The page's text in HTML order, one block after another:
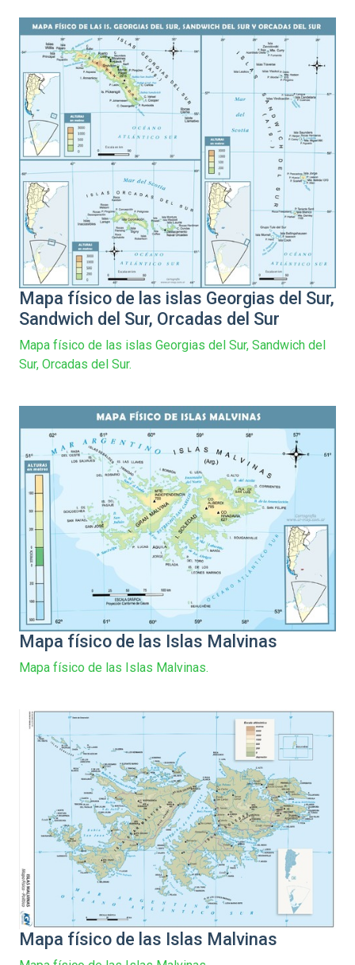
Mapa físico de las islas Georgias del Sur,
Sandwich del Sur, Orcadas del Sur
Mapa físico de las islas Georgias del Sur, Sandwich del
Sur, Orcadas del Sur.
Mapa físico de las Islas Malvinas
Mapa físico de las Islas Malvinas.
Mapa físico de las Islas Malvinas